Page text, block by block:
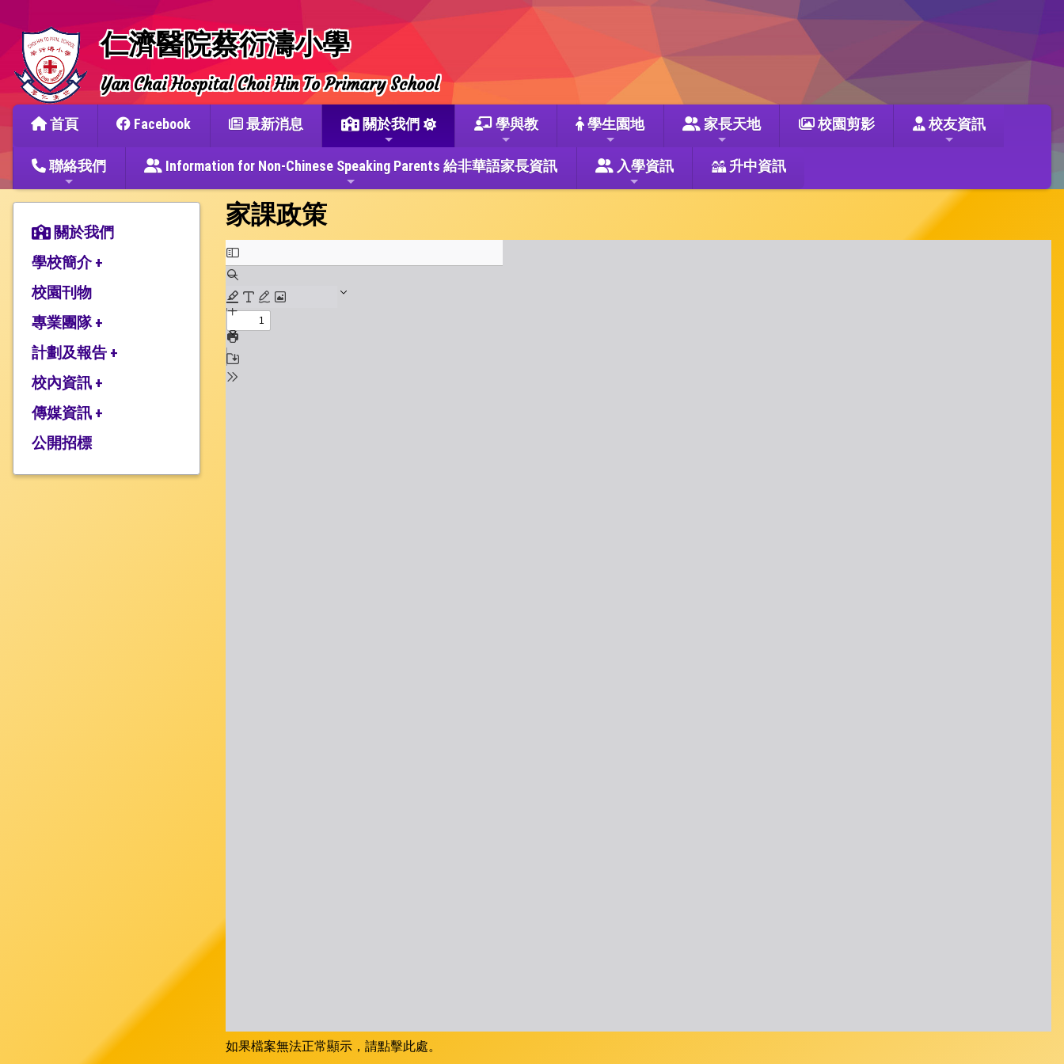
仁濟醫院蔡衍濤小學
Yan Chai Hospital Choi Hin To Primary School
首頁 Facebook 最新消息 關於我們 學與教 學生園地 家長天地 校園剪影 校友資訊
聯絡我們 Information for Non-Chinese Speaking Parents 給非華語家長資訊 入學資訊 升中資訊
關於我們
學校簡介 +
辦學宗旨與簡史
仁濟教育簡介
本校捐建人介紹
校監的話
校園刊物
專業團隊 +
教師團隊
行政架構
計劃及報告 +
2025-2026年度計劃
2024-2025年度報告
2024-2025年度計劃
校內資訊 +
學校設施
校服樣式
傳媒資訊 +
媒體報道
公開招標
家課政策
如果檔案無法正常顯示，請點擊此處。